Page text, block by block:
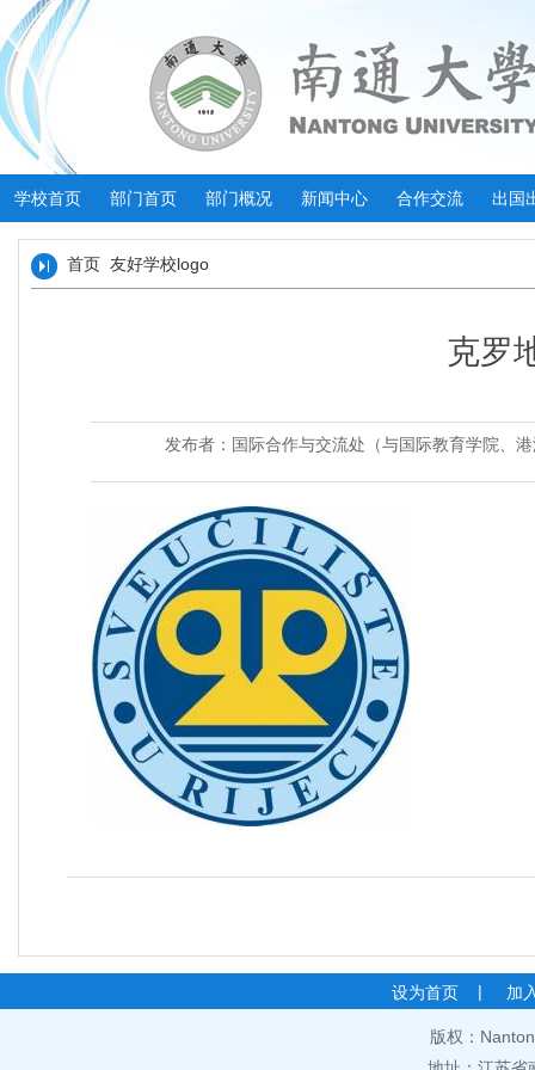
学校首页 部门首页 部门概况 新闻中心 合作交流 出国
首页 友好学校logo
克罗
发布者：国际合作与交流处（与国际教育学院、
设为首页 | 加
版权：